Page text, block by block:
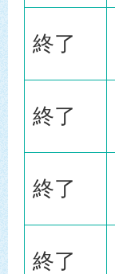
終了
終了
終了
終了